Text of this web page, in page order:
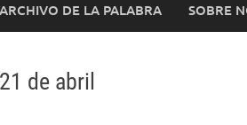
ARCHIVO DE LA PALABRA SOBRE
de abril